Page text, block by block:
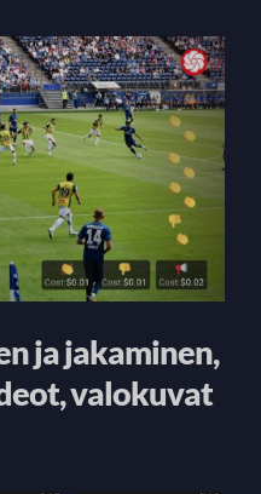
ja jakaminen,
valokuvat